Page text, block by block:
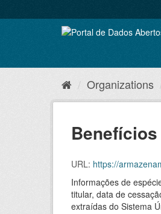
to
Organizations
URL: https://
Informações de
titular, data de
extraídas do Sistema